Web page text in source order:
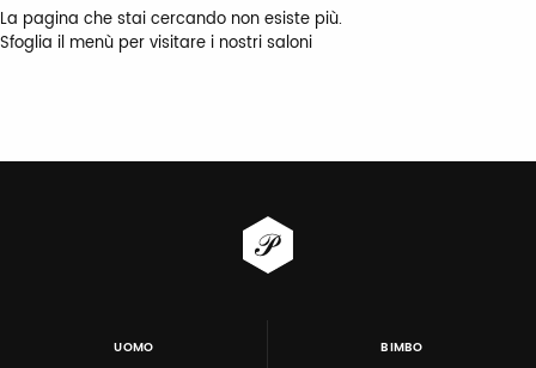
La pagina che stai cercando non esiste più.
Sfoglia il menù per visitare i nostri saloni
UOMO BIMBO